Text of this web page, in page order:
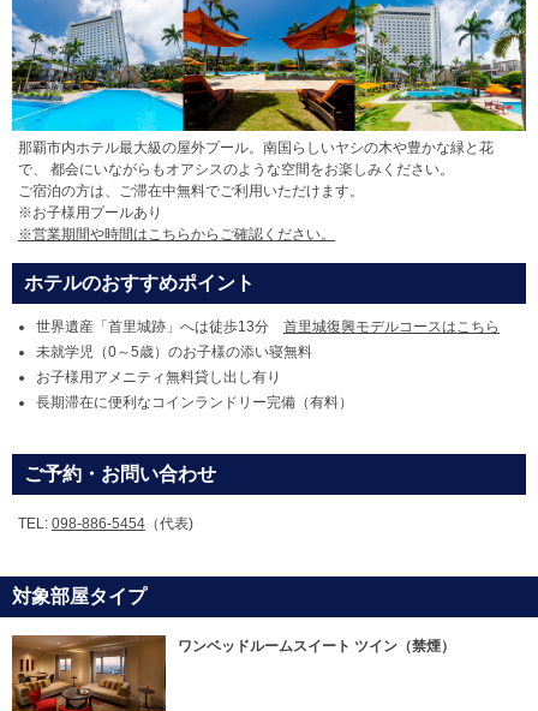
那覇市内ホテル最大級の屋外プール。南国らしいヤシの木や豊かな緑と花
で、 都会にいながらもオアシスのような空間をお楽しみください。
ご宿泊の方は、ご滞在中無料でご利用いただけます。
※お子様用プールあり
※営業期間や時間はこちらからご確認ください。
ホテルのおすすめポイント
世界遺産「首里城跡」へは徒歩13分 首里城復興モデルコースはこちら
未就学児（0～5歳）のお子様の添い寝無料
お子様用アメニティ無料貸し出し有り
長期滞在に便利なコインランドリー完備（有料）
ご予約・お問い合わせ
TEL: 098-886-5454 （代表)
対象部屋タイプ
ワンベッドルームスイート ツイン（禁煙）